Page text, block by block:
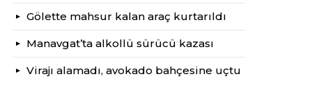
Gölette mahsur kalan araç kurtarıldı
Manavgat’ta alkollü sürücü kazası
Virajı alamadı, avokado bahçesine uçtu